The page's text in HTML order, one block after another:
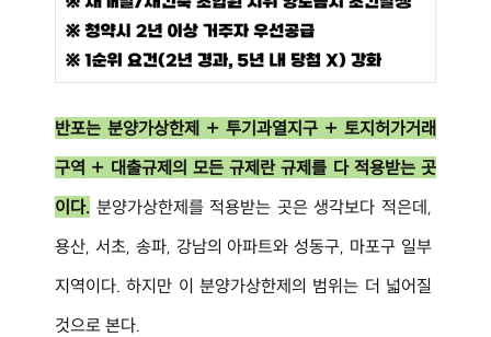
반포는 분양가상한제 + 투기과열지구 + 토지허가거래
구역 + 대출규제의 모든 규제란 규제를 다 적용받는 곳
이다. 분양가상한제를 적용받는 곳은 생각보다 적은데,
용산, 서초, 송파, 강남의 아파트와 성동구, 마포구 일부
지역이다. 하지만 이 분양가상한제의 범위는 더 넓어질
것으로 본다.